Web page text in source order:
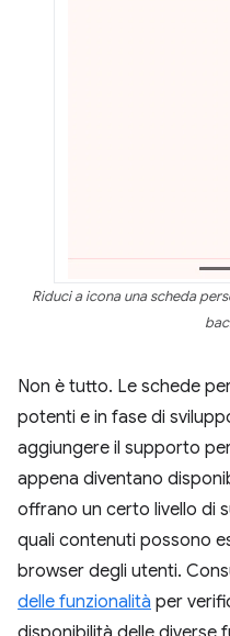
Riduci a icona una scheda
Non è tutto. Le schede
potenti e in fase di
aggiungere il supporto
appena diventano
offrano un certo livello di
quali contenuti possono
browser degli utenti.
delle funzionalità per